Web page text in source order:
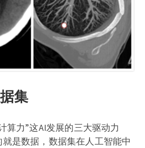
集
算力”这AI发展的三大驱动力
是数据，数据集在人工智能中